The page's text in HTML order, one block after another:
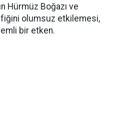
Hürmüz Boğazı ve
olumsuz etkilemesi,
bir etken.